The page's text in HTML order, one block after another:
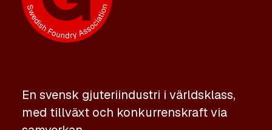
En svensk gjuteriindustri i världsklass,
med tillväxt och konkurrenskraft via